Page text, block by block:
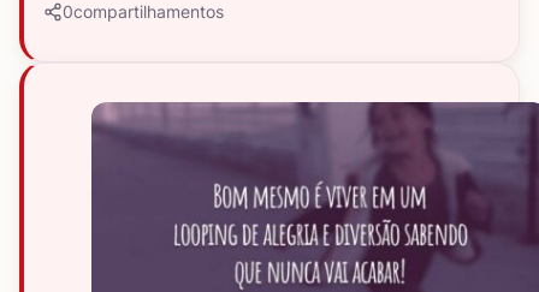
0compartilhamentos